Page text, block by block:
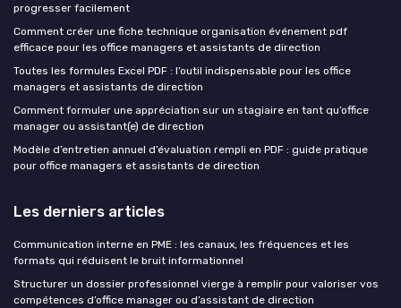
progresser facilement
Comment créer une fiche technique organisation événement pdf
efficace pour les office managers et assistants de direction
Toutes les formules Excel PDF : l’outil indispensable pour les office
managers et assistants de direction
Comment formuler une appréciation sur un stagiaire en tant qu’office
manager ou assistant(e) de direction
Modèle d’entretien annuel d’évaluation rempli en PDF : guide pratique
pour office managers et assistants de direction
Les derniers articles
Communication interne en PME : les canaux, les fréquences et les
formats qui réduisent le bruit informationnel
Structurer un dossier professionnel vierge à remplir pour valoriser vos
compétences d’office manager ou d’assistant de direction